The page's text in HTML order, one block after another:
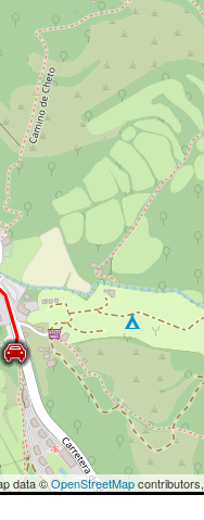
data ©OpenStreetMapcontributors,